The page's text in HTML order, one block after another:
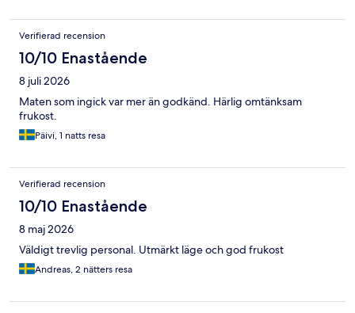
Verifierad recension
10/10 Enastående
8 juli 2026
Maten som ingick var mer än godkänd. Härlig omtänksam
frukost.
Päivi, 1 natts resa
Verifierad recension
10/10 Enastående
8 maj 2026
Väldigt trevlig personal. Utmärkt läge och god frukost
Andreas, 2 nätters resa